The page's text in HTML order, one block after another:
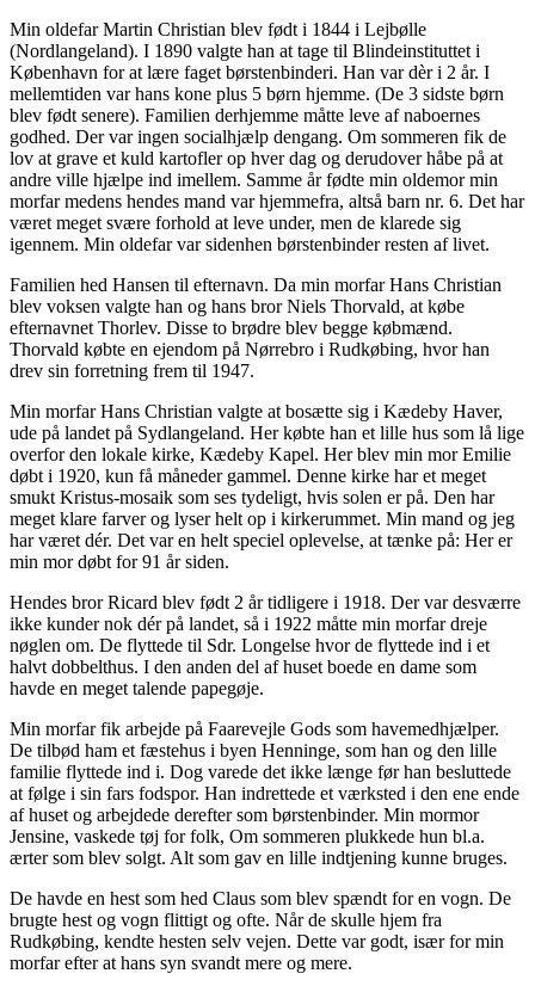
Min oldefar Martin Christian blev født i 1844 i Lejbølle
(Nordlangeland). I 1890 valgte han at tage til Blindeinstituttet i
København for at lære faget børstenbinderi. Han var dèr i 2 år. I
mellemtiden var hans kone plus 5 børn hjemme. (De 3 sidste børn
blev født senere). Familien derhjemme måtte leve af naboernes
godhed. Der var ingen socialhjælp dengang. Om sommeren fik de
lov at grave et kuld kartofler op hver dag og derudover håbe på at
andre ville hjælpe ind imellem. Samme år fødte min oldemor min
morfar medens hendes mand var hjemmefra, altså barn nr. 6. Det har
været meget svære forhold at leve under, men de klarede sig
igennem. Min oldefar var sidenhen børstenbinder resten af livet.
Familien hed Hansen til efternavn. Da min morfar Hans Christian
blev voksen valgte han og hans bror Niels Thorvald, at købe
efternavnet Thorlev. Disse to brødre blev begge købmænd.
Thorvald købte en ejendom på Nørrebro i Rudkøbing, hvor han
drev sin forretning frem til 1947.
Min morfar Hans Christian valgte at bosætte sig i Kædeby Haver,
ude på landet på Sydlangeland. Her købte han et lille hus som lå lige
overfor den lokale kirke, Kædeby Kapel. Her blev min mor Emilie
døbt i 1920, kun få måneder gammel. Denne kirke har et meget
smukt Kristus-mosaik som ses tydeligt, hvis solen er på. Den har
meget klare farver og lyser helt op i kirkerummet. Min mand og jeg
har været dér. Det var en helt speciel oplevelse, at tænke på: Her er
min mor døbt for 91 år siden.
Hendes bror Ricard blev født 2 år tidligere i 1918. Der var desværre
ikke kunder nok dér på landet, så i 1922 måtte min morfar dreje
nøglen om. De flyttede til Sdr. Longelse hvor de flyttede ind i et
halvt dobbelthus. I den anden del af huset boede en dame som
havde en meget talende papegøje.
Min morfar fik arbejde på Faarevejle Gods som havemedhjælper.
De tilbød ham et fæstehus i byen Henninge, som han og den lille
familie flyttede ind i. Dog varede det ikke længe før han besluttede
at følge i sin fars fodspor. Han indrettede et værksted i den ene ende
af huset og arbejdede derefter som børstenbinder. Min mormor
Jensine, vaskede tøj for folk, Om sommeren plukkede hun bl.a.
ærter som blev solgt. Alt som gav en lille indtjening kunne bruges.
De havde en hest som hed Claus som blev spændt for en vogn. De
brugte hest og vogn flittigt og ofte. Når de skulle hjem fra
Rudkøbing, kendte hesten selv vejen. Dette var godt, især for min
morfar efter at hans syn svandt mere og mere.